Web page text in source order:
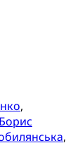
,
Борис
,